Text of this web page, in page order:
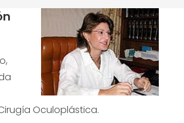
Oculoplástica.